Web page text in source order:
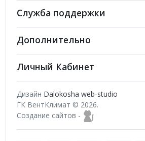
Служба поддержки
Дополнительно
Личный Кабинет
Дизайн Dalokosha web-studio
ГК ВентКлимат © 2026.
Создание сайтов -